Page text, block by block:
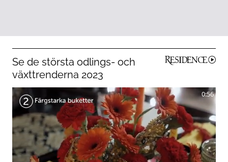
Se de största odlings- och
växttrenderna 2023
0:56